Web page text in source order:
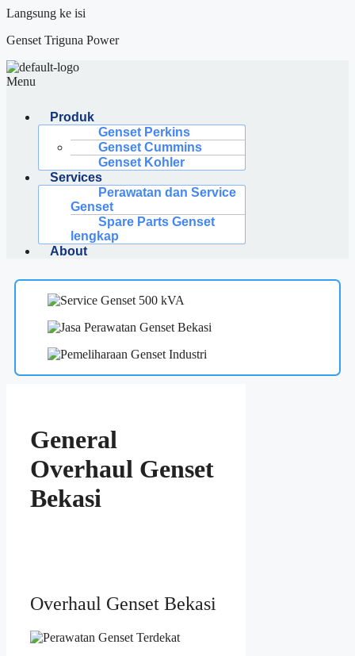
Langsung ke isi
Genset Triguna Power
Menu
Produk
Genset Perkins
Genset Cummins
Genset Kohler
Services
Perawatan dan Service
Genset
Spare Parts Genset
lengkap
About
General
Overhaul Genset
Bekasi
Overhaul Genset Bekasi